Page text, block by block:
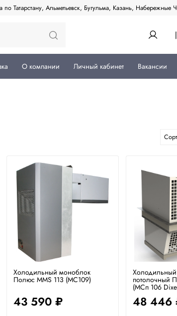
по Татарстану, Альметьевск, Бугульма, Казань,
О компании Личный кабинет
Вакансии
Холодильный моноблок
Полюс MMS 113 (MC109)
43 590 ₽
потолочный
(МСп 106
48 446